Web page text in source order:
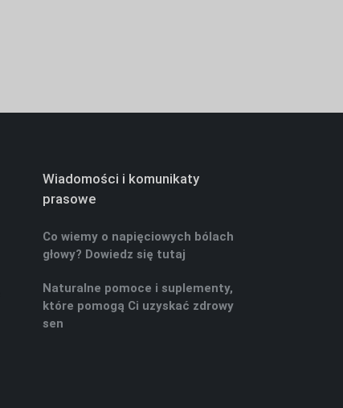
Wiadomości i komunikaty
prasowe
Co wiemy o napięciowych bólach
głowy? Dowiedz się tutaj
Naturalne pomoce i suplementy,
które pomogą Ci uzyskać zdrowy
sen